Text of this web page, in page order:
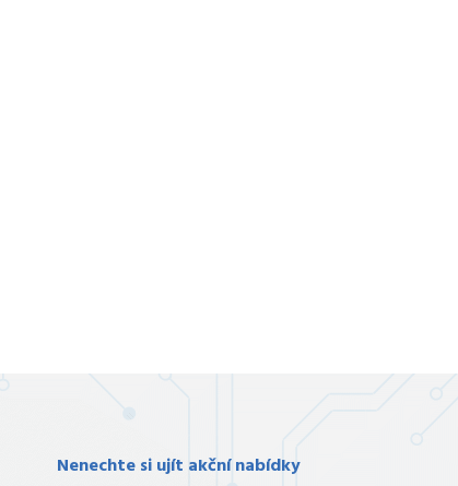
Nenechte si ujít akční nabídky